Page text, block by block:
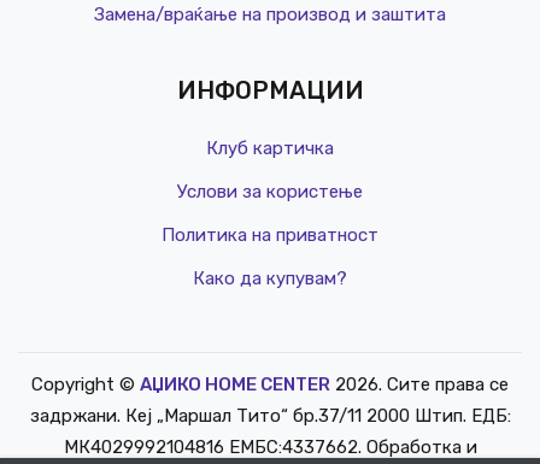
Замена/враќање на производ и заштита
ИНФОРМАЦИИ
Клуб картичка
Услови за користење
Политика на приватност
Како да купувам?
Copyright © АЏИКО HOME CENTER 2026. Сите права се
задржани. Кеј „Маршал Тито“ бр.37/11 2000 Штип. ЕДБ:
МК4029992104816 ЕМБС:4337662. Обработка и
РЕД.
КЛУБ